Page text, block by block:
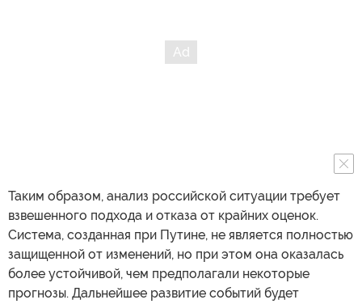
Таким образом, анализ российской ситуации требует
взвешенного подхода и отказа от крайних оценок.
Система, созданная при Путине, не является полностью
защищенной от изменений, но при этом она оказалась
более устойчивой, чем предполагали некоторые
прогнозы. Дальнейшее развитие событий будет